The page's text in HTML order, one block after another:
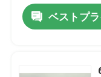
ベストプ